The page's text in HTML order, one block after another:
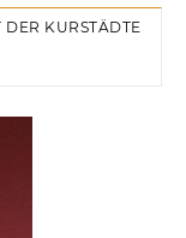
KURSTÄDTE